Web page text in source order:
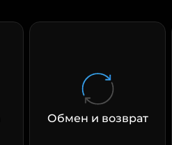
Обмен и возврат
раз в 2 недели